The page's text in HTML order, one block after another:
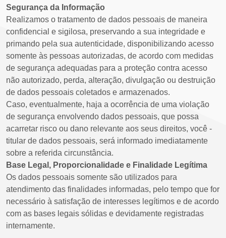
Segurança da Informação
Realizamos o tratamento de dados pessoais de maneira
confidencial e sigilosa, preservando a sua integridade e
primando pela sua autenticidade, disponibilizando acesso
somente às pessoas autorizadas, de acordo com medidas
de segurança adequadas para a proteção contra acesso
não autorizado, perda, alteração, divulgação ou destruição
de dados pessoais coletados e armazenados.
Caso, eventualmente, haja a ocorrência de uma violação
de segurança envolvendo dados pessoais, que possa
acarretar risco ou dano relevante aos seus direitos, você -
titular de dados pessoais, será informado imediatamente
sobre a referida circunstância.
Base Legal, Proporcionalidade e Finalidade Legítima
Os dados pessoais somente são utilizados para
atendimento das finalidades informadas, pelo tempo que for
necessário à satisfação de interesses legítimos e de acordo
com as bases legais sólidas e devidamente registradas
internamente.